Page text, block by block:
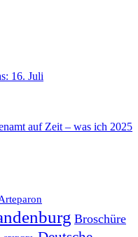
16. Juli
auf Zeit – was ich 2025
Broschüre